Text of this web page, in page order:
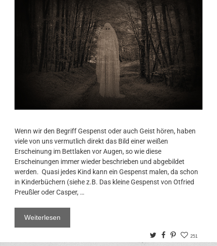
Wenn wir den Begriff Gespenst oder auch Geist hören, haben
viele von uns vermutlich direkt das Bild einer weißen
Erscheinung im Bettlaken vor Augen, so wie diese
Erscheinungen immer wieder beschrieben und abgebildet
werden. Quasi jedes Kind kann ein Gespenst malen, da schon
in Kinderbüchern (siehe z.B. Das kleine Gespenst von Otfried
Preußler oder Casper, …
Weiterlesen
TwitterFacebook
Pinterest
251